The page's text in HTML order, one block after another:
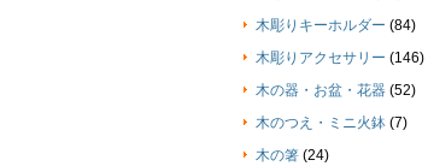
木彫りキーホルダー (84)
木彫りアクセサリー (146)
木の器・お盆・花器 (52)
木のつえ・ミニ火鉢 (7)
木の箸 (24)